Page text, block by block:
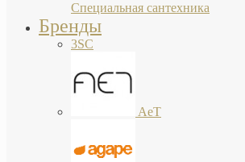
Специальная сантехника
Бренды
3SC
AeT